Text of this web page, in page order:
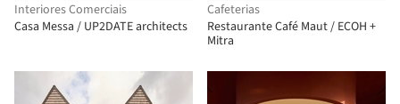
Interiores Comerciais
Casa Messa / UP2DATE architects
Cafeterias
Restaurante Café Maut / ECOH +
Mitra